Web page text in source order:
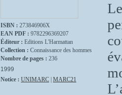
ISBN : 273846906X
EAN PDF : 9782296369207
Éditeur : Editions L'Harmattan
Collection : Connaissance des hommes
Nombre de pages : 236
1999
Notice : UNIMARC MARC21